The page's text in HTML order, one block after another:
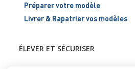
Préparer votre modèle
Livrer & Rapatrier vos modèles
ÉLEVER ET SÉCURISER